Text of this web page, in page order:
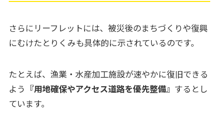
さらにリーフレットには、被災後のまちづくりや復興
にむけたとりくみも具体的に示されているのです。
たとえば、漁業・水産加工施設が速やかに復旧できる
よう 『用地確保やアクセス道路を優先整備』 するとし
ています。